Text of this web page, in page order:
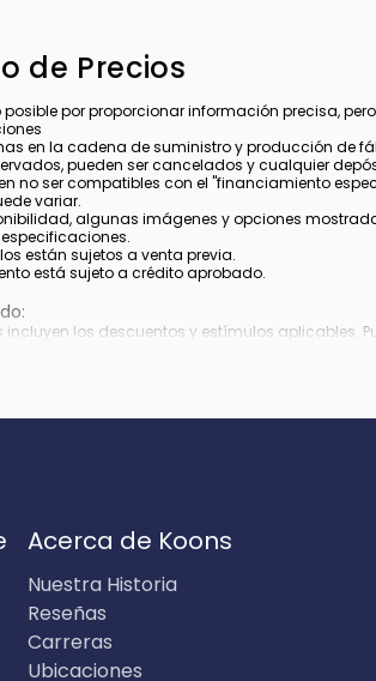
de Precios
por proporcionar información precisa,
en la cadena de suministro y producción de
pueden ser cancelados y cualquier
no ser compatibles con el "financiamiento
variar.
algunas imágenes y opciones
están sujetos a venta previa.
está sujeto a crédito aprobado.
:
incluyen los descuentos y estímulos aplicables.
del programa de incentivos del
Acerca de Koons
Nuestra Historia
Reseñas
Carreras
Ubicaciones